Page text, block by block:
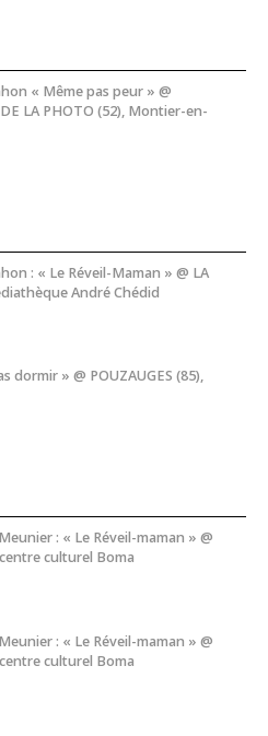
« Même pas peur » @
LA PHOTO (52), Montier-en-
: « Le Réveil-Maman » @ LA
André Chédid
dormir » @ POUZAUGES (85),
: « Le Réveil-maman » @
culturel Boma
: « Le Réveil-maman » @
culturel Boma